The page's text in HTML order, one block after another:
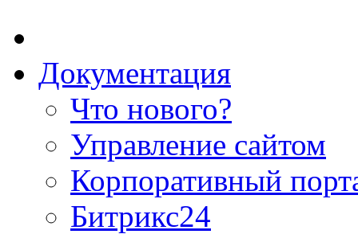
Документация
Что нового?
Управление сайтом
Корпоративный
Битрикс24